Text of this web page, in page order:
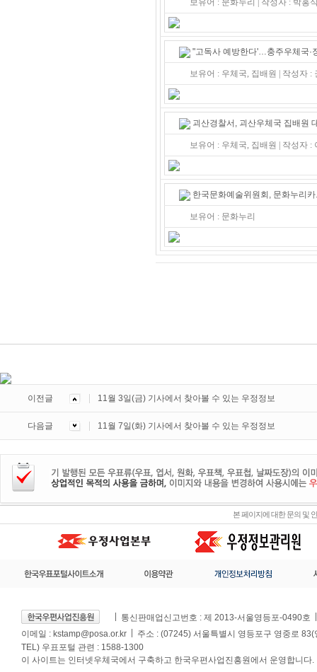
보유어 : 문화누리 | 작성자 : 박
"고독사 예방한다'…충주우체국·
보유어 : 우체국, 집배원 | 작성자
괴산경찰서, 괴산우체국 집배원
보유어 : 우체국, 집배원 | 작성자
한국문화예술위원회, 문화누리
보유어 : 문화누리
이전글 11월 3일(금) 기사에서 찾아볼 수 있는 우정정보
다음글 11월 7일(화) 기사에서 찾아볼 수 있는 우정정보
본 페이지에 대한 문의 및
통신판매업신고번호 : 제 2013-서울영등포-0490호
이메일 : kstamp@posa.or.kr
주소 : (07245) 서울특별시 영등포구 영중로
TEL) 우표포털 관련 : 1588-1300
이 사이트는 인터넷우체국에서 구축하고 한국우편사업진흥원에서 운영합니다.